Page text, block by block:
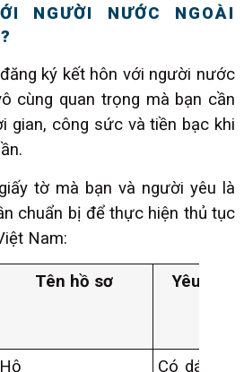
NGƯỜI NƯỚC NGOÀI
ký kết hôn với người nước
cùng quan trọng mà bạn cần
gian, công sức và tiền bạc khi
tờ mà bạn và người yêu là
chuẩn bị để thực hiện thủ tục
Nam:
Tên hồ sơ
Yêu cầu
Hộ Có dán